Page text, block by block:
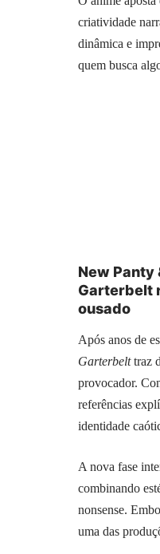
criatividade
dinâmica e
quem busca
New Panty
Garterbelt
ousado
Após anos de
Garterbelttraz
provocador.
referências
identidade
A nova fase
combinando
nonsense.
uma das